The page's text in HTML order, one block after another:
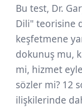
Bu test, Dr.
Dili" teorisine
keşfetmene
dokunuş mu,
mi, hizmet
sözler mi? 12
ilişkilerinde